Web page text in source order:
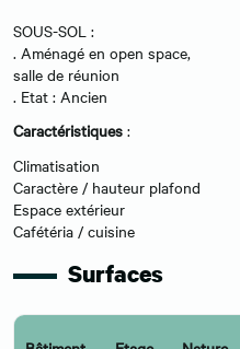
SOUS-SOL :
. Aménagé en open space,
salle de réunion
. Etat : Ancien
Caractéristiques :
Climatisation
Caractère / hauteur plafond
Espace extérieur
Cafétéria / cuisine
Surfaces